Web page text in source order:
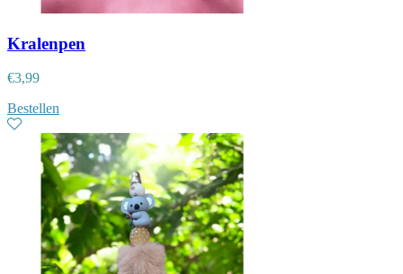
Kralenpen
€3,99
Bestellen